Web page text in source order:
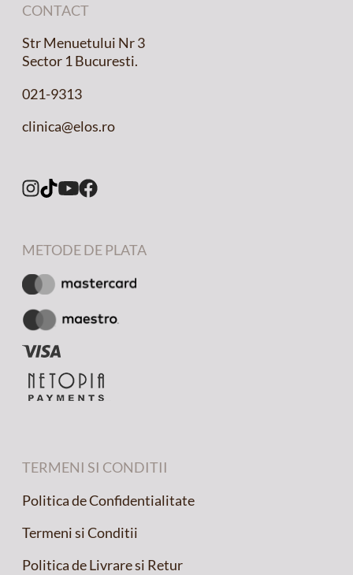
CONTACT
Str Menuetului Nr 3
Sector 1 Bucuresti.
021-9313
clinica@elos.ro
METODE DE PLATA
TERMENI SI CONDITII
Politica de Confidentialitate
Termeni si Conditii
Politica de Livrare si Retur